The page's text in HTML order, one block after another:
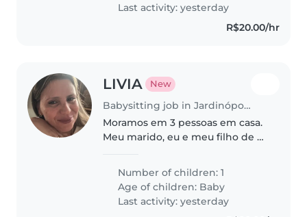
Last activity: yesterday
R$20.00/hr
LIVIA New
Babysitting job in Jardinópolis
Moramos em 3 pessoas em casa.
Meu marido, eu e meu filho de 3
para cuidar meio período do
meu filho.
Number of children: 1
Age of children: Baby
Last activity: yesterday